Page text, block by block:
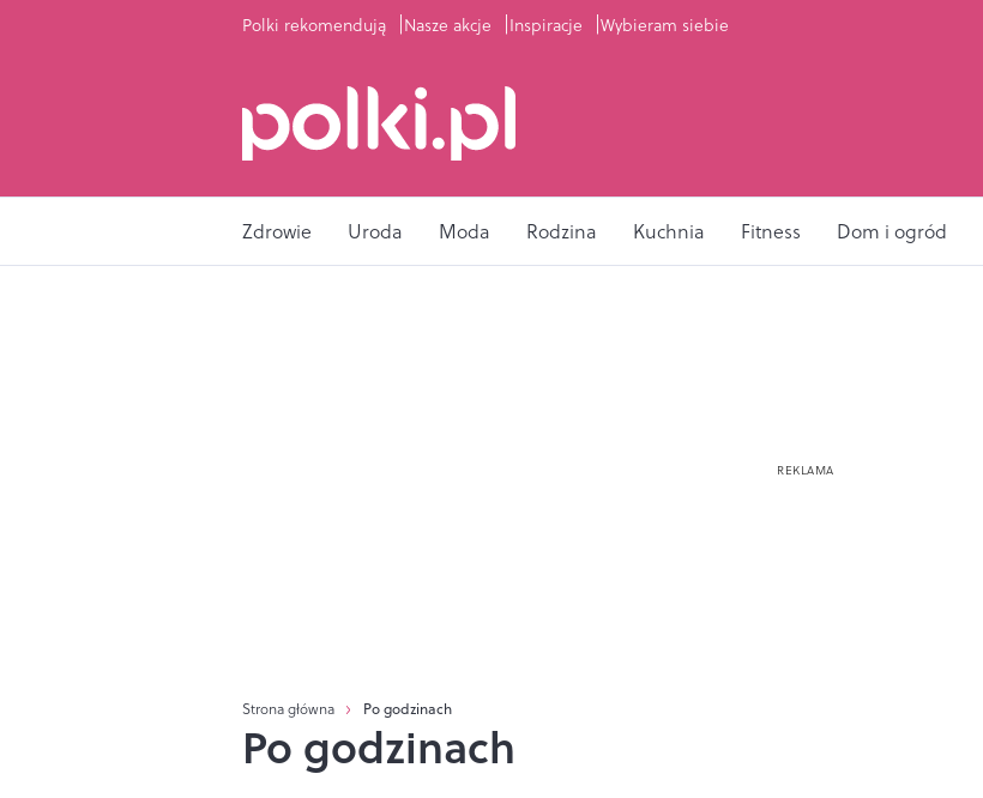
Polki rekomendują Nasze akcje Inspiracje Wybieram siebie
Zdrowie Uroda Moda Rodzina Kuchnia Fitness Dom i ogród
Strona główna Po godzinach
Po godzinach